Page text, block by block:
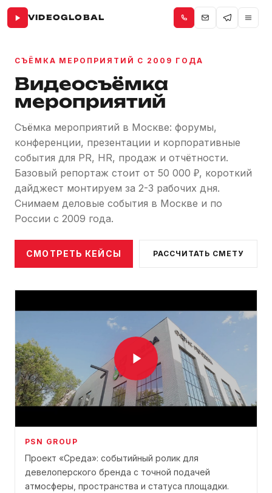
VIDEOGLOBAL
СЪЁМКА МЕРОПРИЯТИЙ С 2009 ГОДА
Видеосъёмка
мероприятий
Съёмка мероприятий в Москве: форумы,
конференции, презентации и корпоративные
события для PR, HR, продаж и отчётности.
Базовый репортаж стоит от 50 000 ₽, короткий
дайджест монтируем за 2-3 рабочих дня.
Снимаем деловые события в Москве и по
России с 2009 года.
СМОТРЕТЬ КЕЙСЫ РАССЧИТАТЬ СМЕТУ
PSN GROUP
Проект «Среда»: событийный ролик для
девелоперского бренда с точной подачей
атмосферы, пространства и статуса площадки.